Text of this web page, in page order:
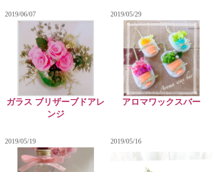
2019/06/07
ガラス ブリザーブドアレ
ンジ
2019/05/29
アロマワックスバー
2019/05/19 2019/05/16